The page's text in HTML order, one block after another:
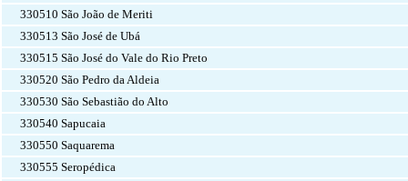
330510 São João de Meriti
330513 São José de Ubá
330515 São José do Vale do Rio Preto
330520 São Pedro da Aldeia
330530 São Sebastião do Alto
330540 Sapucaia
330550 Saquarema
330555 Seropédica